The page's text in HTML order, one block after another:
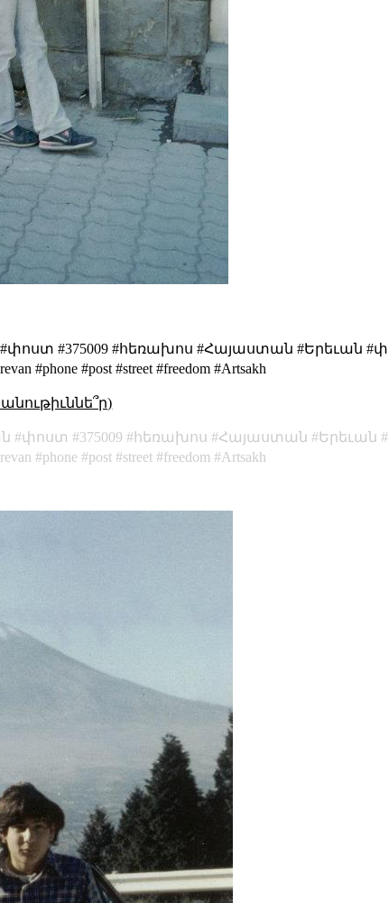
#փոստ #375009 #հեռախոս #Հայաստան #Երեւան
#phone #post #street #freedom #Artsakh
փոստ 375009 հեռախոս Հայաստան Երեւան
phone post street freedom
Artsakh